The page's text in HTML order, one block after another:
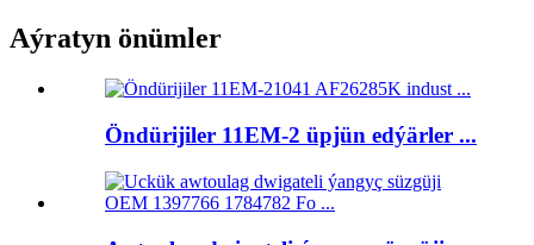
Aýratyn önümler
Öndürijiler 11EM-2 üpjün edýärler ...